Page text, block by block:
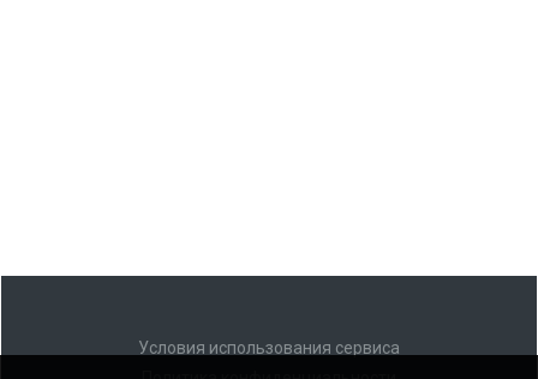
Условия использования сервиса